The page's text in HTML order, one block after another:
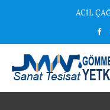
ACİL